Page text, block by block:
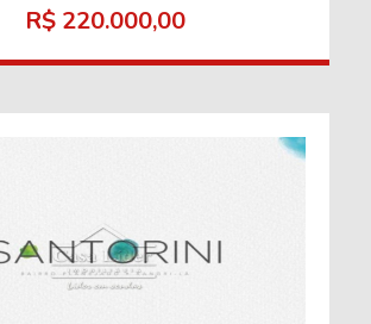
R$ 220.000,00